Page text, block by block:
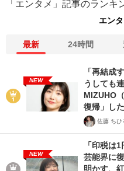
「エンタメ」記事のランキ
エン
最新 24時間
NEW
「再結成
うしても
MIZUHO
復帰」し
佐藤 ちひ
NEW
「印税は
芸能界に
明かす、